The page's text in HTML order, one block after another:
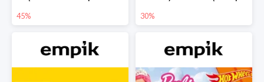
45% 30%